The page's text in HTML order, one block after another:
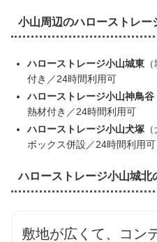
小山周辺のハローストレー
ハローストレージ小山城東（
付き／24時間利用可
ハローストレージ小山神鳥谷
熱材付き／24時間利用可
ハローストレージ小山犬塚（
ボックス併設／24時間利用可
ハローストレージ小山城北
敷地が広くて、コン